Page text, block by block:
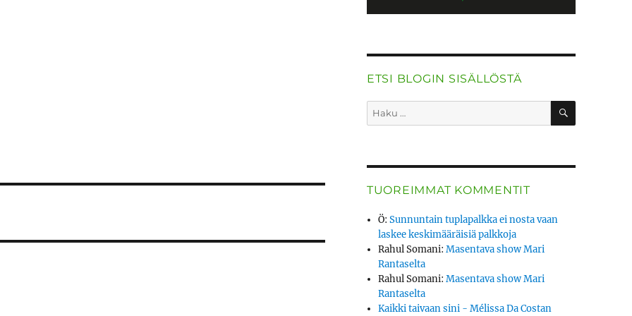
ETSI BLOGIN SISÄLLÖSTÄ
Etsi: HAKU
TUOREIMMAT KOMMENTIT
Ö:Sunnuntain tuplapalkka ei nosta vaan
laskee keskimääräisiä palkkoja
Rahul Somani:Masentava show Mari
Rantaselta
Rahul Somani:Masentava show Mari
Rantaselta
Kaikki taivaan sini - Mélissa Da Costan